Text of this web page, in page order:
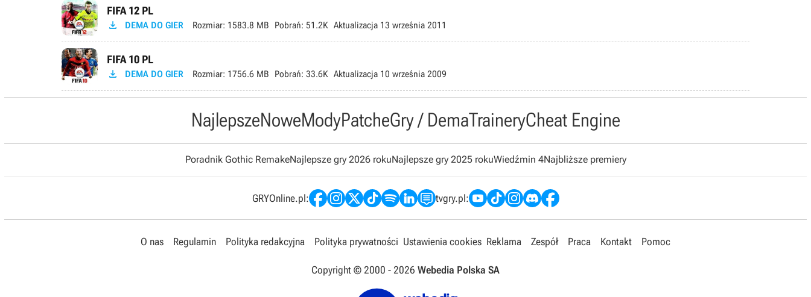
FIFA 12 PL
 DEMA DO GIER Rozmiar: 1583.8 MB Pobrań: 51.2K Aktualizacja 13 września 2011
FIFA 10 PL
 DEMA DO GIER Rozmiar: 1756.6 MB Pobrań: 33.6K Aktualizacja 10 września 2009
NajlepszeNoweModyPatcheGry / DemaTraineryCheat Engine
Poradnik Gothic RemakeNajlepsze gry 2026 rokuNajlepsze gry 2025 rokuWiedźmin 4Najbliższe premiery
GRYOnline.pl: tvgry.pl:
O nas Regulamin Polityka redakcyjna Polityka prywatności Ustawienia cookies Reklama Zespół Praca Kontakt Pomoc
Copyright © 2000 - 2026 Webedia Polska SA